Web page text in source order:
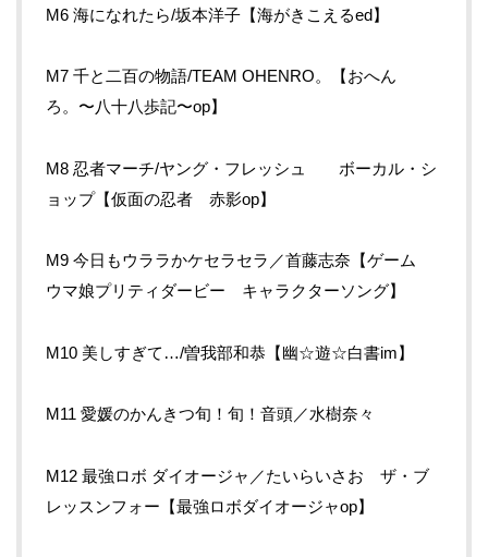
M6 海になれたら/坂本洋子【海がきこえるed】
M7 千と二百の物語/TEAM OHENRO。【おへん
ろ。〜八十八歩記〜op】
M8 忍者マーチ/ヤング・フレッシュ ボーカル・シ
ョップ【仮面の忍者 赤影op】
M9 今日もウララかケセラセラ／首藤志奈【ゲーム
ウマ娘プリティダービー キャラクターソング】
M10 美しすぎて…/曽我部和恭【幽☆遊☆白書im】
M11 愛媛のかんきつ旬！旬！音頭／水樹奈々
M12 最強ロボ ダイオージャ／たいらいさお ザ・ブ
レッスンフォー【最強ロボダイオージャop】